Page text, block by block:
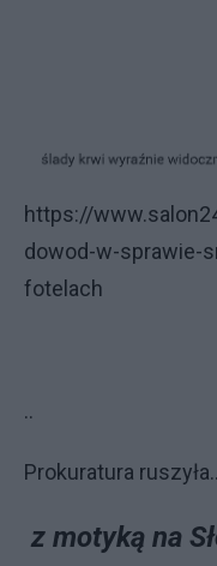
https://
dowod-w-sprawie-
fotelach
..
Prokuratura ruszyła..
z motyką na